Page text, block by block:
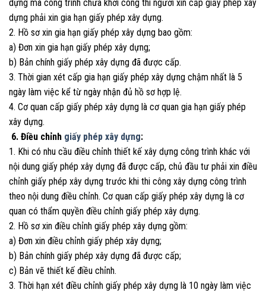
dựng mà công trình chưa khởi công thì người xin cấp giấy phép xây
dựng phải xin gia hạn giấy phép xây dựng.
2. Hồ sơ xin gia hạn giấy phép xây dựng bao gồm:
a) Đơn xin gia hạn giấy phép xây dựng;
b) Bản chính giấy phép xây dựng đã được cấp.
3. Thời gian xét cấp gia hạn giấy phép xây dựng chậm nhất là 5
ngày làm việc kể từ ngày nhận đủ hồ sơ hợp lệ.
4. Cơ quan cấp giấy phép xây dựng là cơ quan gia hạn giấy phép
xây dựng.
6. Điều chỉnh giấy phép xây dựng:
1. Khi có nhu cầu điều chỉnh thiết kế xây dựng công trình khác với
nội dung giấy phép xây dựng đã được cấp, chủ đầu tư phải xin điều
chỉnh giấy phép xây dựng trước khi thi công xây dựng công trình
theo nội dung điều chỉnh. Cơ quan cấp giấy phép xây dựng là cơ
quan có thẩm quyền điều chỉnh giấy phép xây dựng.
2. Hồ sơ xin điều chỉnh giấy phép xây dựng gồm:
a) Đơn xin điều chỉnh giấy phép xây dựng;
b) Bản chính giấy phép xây dựng đã được cấp;
c) Bản vẽ thiết kế điều chỉnh.
3. Thời hạn xét điều chỉnh giấy phép xây dựng là 10 ngày làm việc